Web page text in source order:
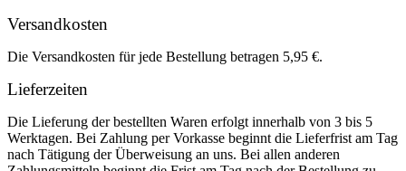
Versandkosten
Die Versandkosten für jede Bestellung betragen 5,95 €.
Lieferzeiten
Die Lieferung der bestellten Waren erfolgt innerhalb von 3 bis 5
Werktagen. Bei Zahlung per Vorkasse beginnt die Lieferfrist am Tag
nach Tätigung der Überweisung an uns. Bei allen anderen